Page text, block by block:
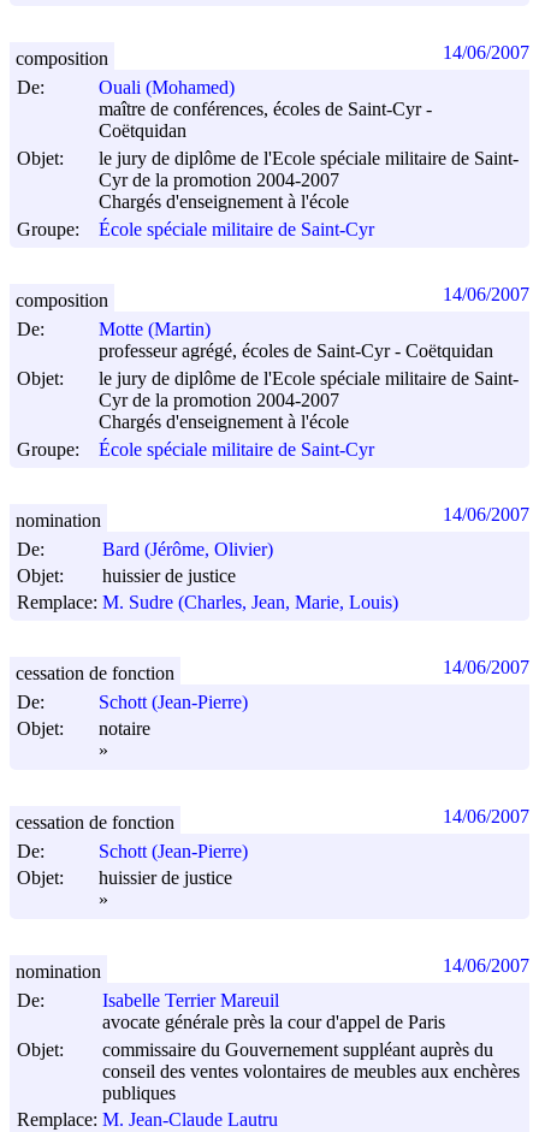
De:
Ouali (Mohamed)
maître de conférences, écoles de Saint-Cyr -
Coëtquidan
Objet:
le jury de diplôme de l'Ecole spéciale militaire de Saint-
Cyr de la promotion 2004-2007
Chargés d'enseignement à l'école
Groupe:
École spéciale militaire de Saint-Cyr
composition 14/06/2007
De:
Motte (Martin)
professeur agrégé, écoles de Saint-Cyr - Coëtquidan
Objet:
le jury de diplôme de l'Ecole spéciale militaire de Saint-
Cyr de la promotion 2004-2007
Chargés d'enseignement à l'école
Groupe:
École spéciale militaire de Saint-Cyr
composition 14/06/2007
De:
Bard (Jérôme, Olivier)
Objet:
huissier de justice
Remplace: M. Sudre (Charles, Jean, Marie, Louis)
nomination 14/06/2007
De:
Schott (Jean-Pierre)
Objet:
notaire
»
cessation de fonction 14/06/2007
De:
Schott (Jean-Pierre)
Objet:
huissier de justice
»
cessation de fonction 14/06/2007
De:
Isabelle Terrier Mareuil
avocate générale près la cour d'appel de Paris
Objet:
commissaire du Gouvernement suppléant auprès du
conseil des ventes volontaires de meubles aux enchères
publiques
Remplace: M. Jean-Claude Lautru
nomination 14/06/2007